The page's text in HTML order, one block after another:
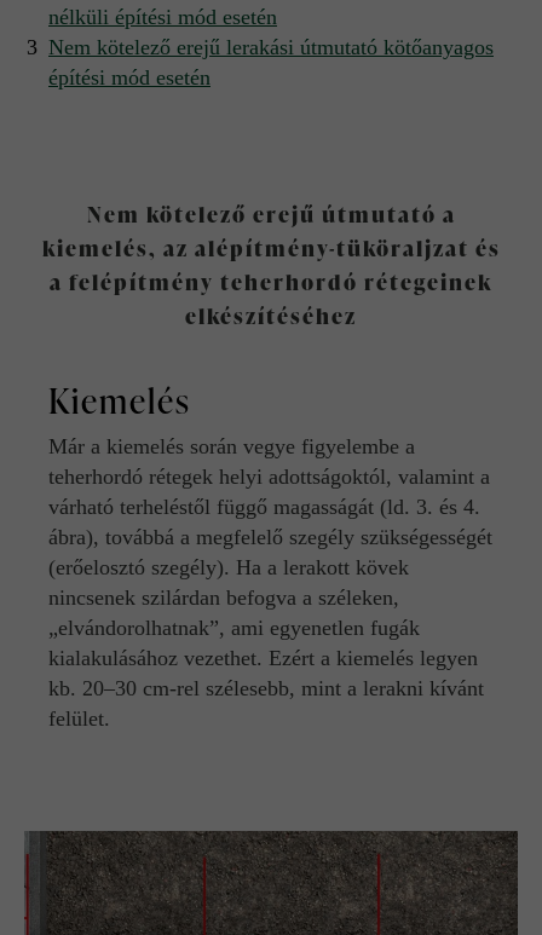
nélküli építési mód esetén
Nem kötelező erejű lerakási útmutató kötőanyagos
építési mód esetén
Nem kötelező erejű útmutató a
kiemelés, az alépítmény-tüköraljzat és
a felépítmény teherhordó rétegeinek
elkészítéséhez
Kiemelés
Már a kiemelés során vegye figyelembe a
teherhordó rétegek helyi adottságoktól, valamint a
várható terheléstől függő magasságát (ld. 3. és 4.
ábra), továbbá a megfelelő szegély szükségességét
(erőelosztó szegély). Ha a lerakott kövek
nincsenek szilárdan befogva a széleken,
„elvándorolhatnak”, ami egyenetlen fugák
kialakulásához vezethet. Ezért a kiemelés legyen
kb. 20–30 cm-rel szélesebb, mint a lerakni kívánt
felület.